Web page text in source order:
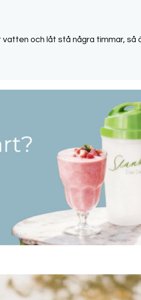
och låt stå några timmar, så